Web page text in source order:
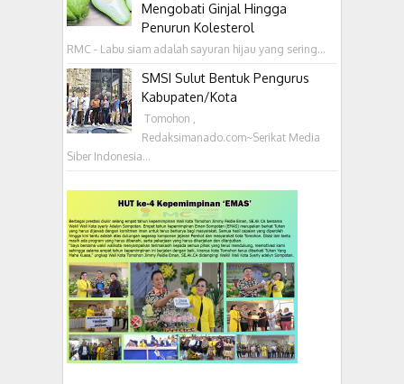
Mengobati Ginjal Hingga
Penurun Kolesterol
RMC - Labu siam adalah sayuran hijau yang sering...
SMSI Sulut Bentuk Pengurus
Kabupaten/Kota
‎ Tomohon ,
Redaksimanado.com~Serikat Media
Siber Indonesia...